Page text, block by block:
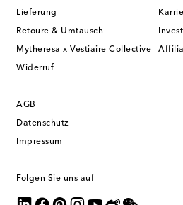
Lieferung
Retoure & Umtausch
Mytheresa x Vestiaire Collective
Widerruf
AGB
Datenschutz
Impressum
Folgen Sie uns auf